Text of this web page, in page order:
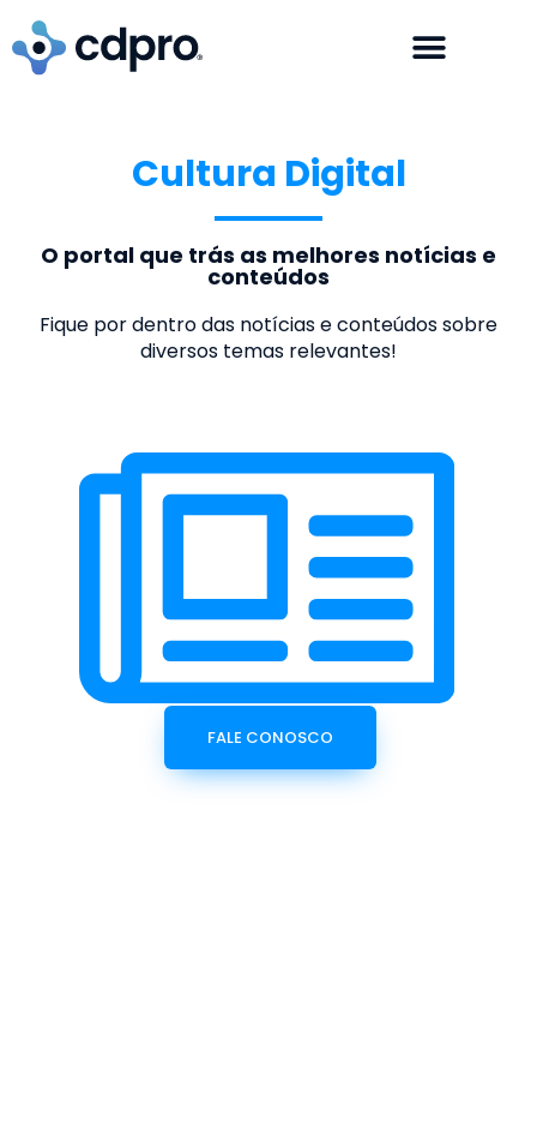
Cultura Digital
O portal que trás as melhores notícias e
conteúdos
Fique por dentro das notícias e conteúdos sobre
diversos temas relevantes!
FALE CONOSCO